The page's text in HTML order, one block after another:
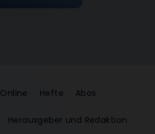
Online Hefte Abos
Herausgeber und Redaktion